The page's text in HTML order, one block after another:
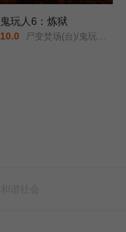
鬼玩人6：炼狱
10.0 尸变焚场(台)/鬼玩人6：燃烧/鬼玩人崛起衍生电影/